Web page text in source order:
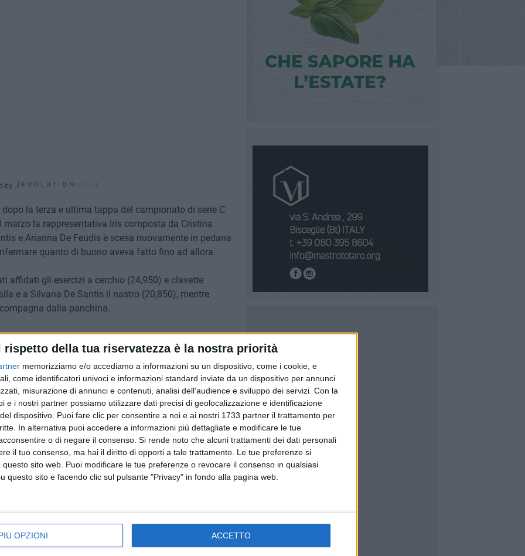
rispetto della tua riservatezza è la nostra priorità
memorizziamo e/o accediamo a informazioni su un dispositivo, come i cookie, e
come identificatori univoci e informazioni standard inviate da un dispositivo per annunci
misurazione di annunci e contenuti, analisi dell'audience e sviluppo dei servizi. Con la
e i nostri partner possiamo utilizzare dati precisi di geolocalizzazione e identificazione
dispositivo. Puoi fare clic per consentire a noi e ai nostri 1733 partner il trattamento per
In alternativa puoi accedere a informazioni più dettagliate e modificare le tue
o di negare il consenso. Si rende noto che alcuni trattamenti dei dati personali
il tuo consenso, ma hai il diritto di opporti a tale trattamento. Le tue preferenze si
sito web. Puoi modificare le tue preferenze o revocare il consenso in qualsiasi
questo sito e facendo clic sul pulsante "Privacy" in fondo alla pagina web.
OPZIONI ACCETTO
by
la terza e ultima tappa del campionato di serie C
la rappresentativa Iris composta da Cristina
e Arianna De Feudis è scesa nuovamente in pedana
quanto di buono aveva fatto fino ad allora.
affidati gli esercizi a cerchio (24,950) e clavette
e a Silvana De Santis il nastro (20,850), mentre
dalla panchina.
accompagnata dai tecnici Alessandra Sangilli e
nella classifica di giornata, e ha messo al collo la
data dalla somma dei risultati delle tre prove di
del 2024.
Latitanti del clan Capriati
arrestati, le parole del colonnello
Massimiliano Galasso